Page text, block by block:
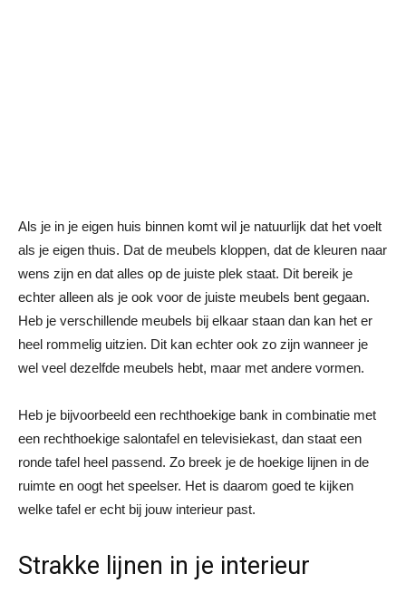
Als je in je eigen huis binnen komt wil je natuurlijk dat het voelt
als je eigen thuis. Dat de meubels kloppen, dat de kleuren naar
wens zijn en dat alles op de juiste plek staat. Dit bereik je
echter alleen als je ook voor de juiste meubels bent gegaan.
Heb je verschillende meubels bij elkaar staan dan kan het er
heel rommelig uitzien. Dit kan echter ook zo zijn wanneer je
wel veel dezelfde meubels hebt, maar met andere vormen.
Heb je bijvoorbeeld een rechthoekige bank in combinatie met
een rechthoekige salontafel en televisiekast, dan staat een
ronde tafel heel passend. Zo breek je de hoekige lijnen in de
ruimte en oogt het speelser. Het is daarom goed te kijken
welke tafel er echt bij jouw interieur past.
Strakke lijnen in je interieur